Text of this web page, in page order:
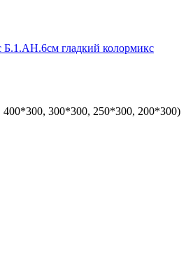
Б.1.АН.6см гладкий колормикс
300*300, 250*300, 200*300)